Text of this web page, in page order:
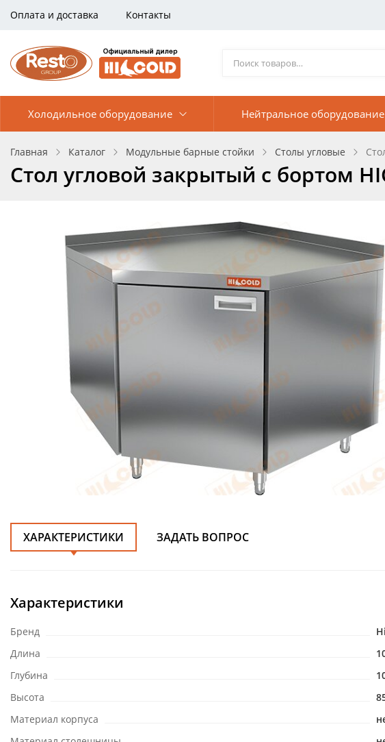
Оплата и доставка Контакты
Холодильное оборудование Нейтральное оборудование
Главная Каталог Модульные барные стойки Столы угловые
Стол угловой закрытый с бортом
ХАРАКТЕРИСТИКИ ЗАДАТЬ ВОПРОС
Характеристики
Бренд
Длина
Глубина
Высота
Материал корпуса